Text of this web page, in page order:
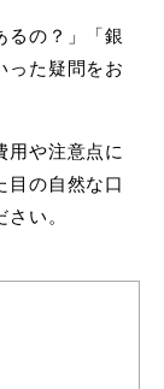
るの？」「銀
った疑問をお
用や注意点に
目の自然な口
い。